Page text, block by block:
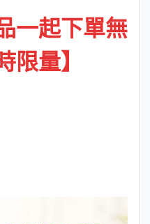
一起下單無
限量】